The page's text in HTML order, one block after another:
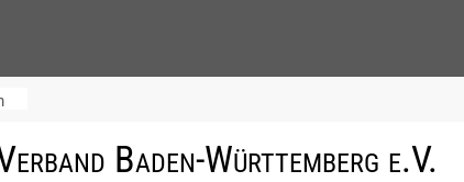
Baden-Württemberg e.V.